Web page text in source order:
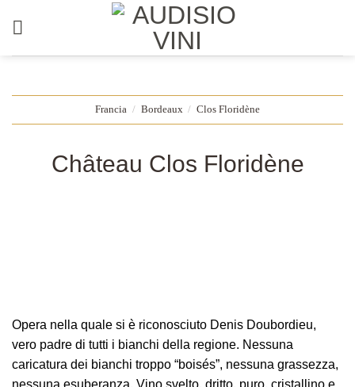
Francia / Bordeaux / Clos Floridène
Château Clos Floridène
Opera nella quale si è riconosciuto Denis Doubordieu,
vero padre di tutti i bianchi della regione. Nessuna
caricatura dei bianchi troppo “boisés”, nessuna grassezza,
nessuna esuberanza. Vino svelto, dritto, puro, cristallino e